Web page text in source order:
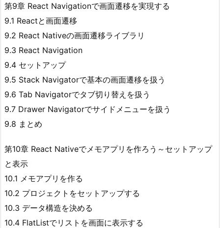
第9章 React Navigationで画面遷移を実現する
9.1 Reactと画面遷移
9.2 React Nativeの画面遷移ライブラリ
9.3 React Navigation
9.4 セットアップ
9.5 Stack Navigatorで基本の画面遷移を扱う
9.6 Tab Navigatorでタブ切り替えを扱う
9.7 Drawer Navigatorでサイドメニューを扱う
9.8 まとめ
第10章 React Nativeでメモアプリを作ろう～セットアップ
と表示
10.1 メモアプリを作る
10.2 プロジェクトをセットアップする
10.3 データ構造を決める
10.4 FlatListでリストを画面に表示する